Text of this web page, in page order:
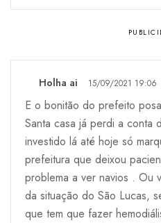
Holha ai 15/09/2021 19:06
E o bonitão do prefeito
Santa casa já perdi a conta
investido lá até hoje só
prefeitura que deixou
problema a ver navios . Ou
da situação do São Lucas,
que tem que fazer